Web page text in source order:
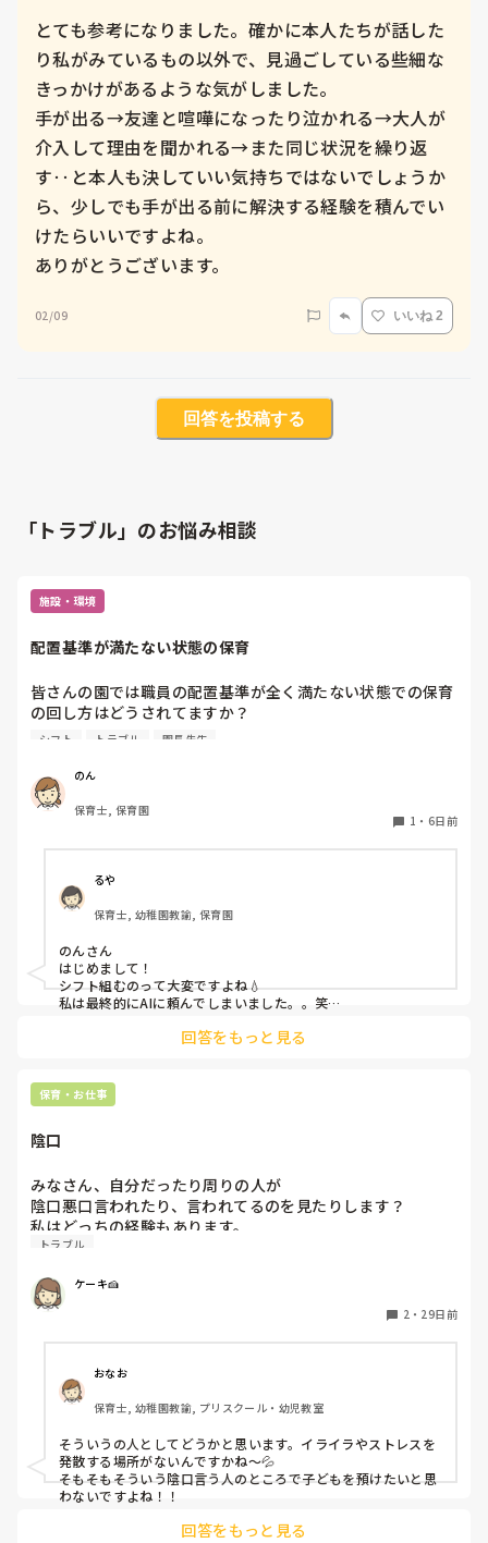
とても参考になりました。確かに本人たちが話した
り私がみているもの以外で、見過ごしている些細な
きっかけがあるような気がしました。
手が出る→友達と喧嘩になったり泣かれる→大人が
介入して理由を聞かれる→また同じ状況を繰り返
す‥と本人も決していい気持ちではないでしょうか
ら、少しでも手が出る前に解決する経験を積んでい
けたらいいですよね。
ありがとうございます。
02/09 いいね 2
回答を投稿する
「トラブル」のお悩み相談
施設・環境
配置基準が満たない状態の保育
皆さんの園では職員の配置基準が全く満たない状態での保育
の回し方はどうされてますか？
うちの園で今主任としてシフトを組んでいるんですが、毎日
シフトに入れる方も少なくてシフトに入れる方は早番遅番の
繰り返しのような状態で働いてもらっています、今のところ
そのシフトに入れる先生方に残業をしてもらい配置基準を満
ょうか？園長は保育士ではないので配置基準が満たされてな
いといくら言っても居るメンバーでやるしかないでしょの一
点張りです。
産休育休中の保護者にお休みのご協力をしてもらえないか？
と打診したところ役所に通報され園長が配置基準は満たして
いるのに職員が勝手に保護者にお願いしたと言われてしまい
お休みのご協力はしてもらわないという事になりました、保
護者にお願いしてしまった私たちが悪かったのは重々承知し
だけると助かります😭
シフト トラブル 園長先生
のん
保育士, 保育園
1 ・ 6日前
るや
保育士, 幼稚園教諭, 保育園
のんさん
はじめまして！
シフト組むのって大変ですよね💧
私は最終的にAIに頼んでしまいました。。笑
お子様の年齢のカウントの仕方が異なってくると思うので確認
園全体(総園児数と職員数？)なのかクラス編成？によって足り
ないのか？
な風に言いませんが)異年齢保育でどうにかやっていました。
異年齢の素晴らしさを謳っていましたけど、理由は足りないか
らです。
時短じゃない人たちの負担が大きく、不満がたまらないか心配
になってしまいますね。残業必須は最終手段にしたいところで
育休中の保護者に方へのお願いは残念でしたね。私はターゲッ
トを絞らずに職員の有給取得にためにお休み取れる方は早めに
方は育休中の方が多かったです。でも実は配置のためでしたけ
どね！笑
園長が話にならないのであれば、法人の方へ連絡とか出来ない
でしょうか？公立ですか？
資格の有無に関わらず園長にも協力していただかないと、、そ
れが園長の仕事でもあるのですから。
どっかの園で職員が一斉に退職したことがありましたが、そん
な風にならないと良いですね。かわいい子どもたちのため
回答をもっと見る
保育・お仕事
陰口
みなさん、自分だったり周りの人が
陰口悪口言われたり、言われてるのを見たりします？
私はどっちの経験もあります。
1人で子ども見なきゃねとか言われたり、
「えぇ、〇〇先生と〇〇先生どっちもこの日時短なの？」自
分だって、その日時短なのに
「〇〇先生〜がへったくそ。みんなで言ってやりませ
とか、、
なんだかこどものようなことを、する先生は
どこにでもいるんだなと
トラブル
ケーキ🍰
2・ 29日前
おなお
保育士, 幼稚園教諭, プリスクール・幼児教室
そういうの人としてどうかと思います。イライラやストレスを
発散する場所がないんですかね〜💦
そもそもそういう陰口言う人のところで子どもを預けたいと思
わないですよね！！
回答をもっと見る